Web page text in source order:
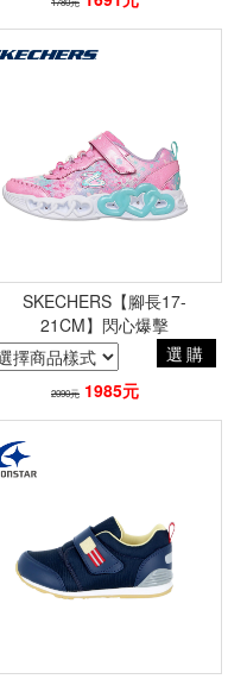
SKECHERS【腳長17-
21CM】閃心爆擊
選購
2090元 1985元